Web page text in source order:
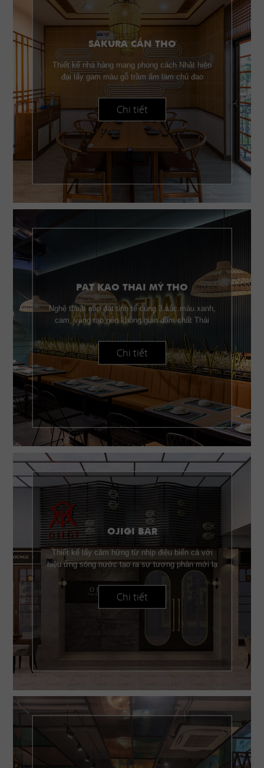
SAKURA CẦN THƠ
Thiết kế nhà hàng mang phong cách Nhật hiện
đại lấy gam màu gỗ trầm ấm làm chủ đạo
Chi tiết
PAT KAO THAI MỸ THO
Nghệ thuật sắp đặt tinh tế cùng 3 sắc màu xanh,
cam, vàng tạo nên không gian đậm chất Thái
Chi tiết
OJIGI BAR
Thiết kế lấy cảm hứng từ nhịp điệu biển cả với
hiệu ứng sóng nước tạo ra sự tương phản mới lạ
Chi tiết